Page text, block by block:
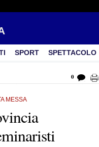
SPORT SPETTACOLO
0
MESSA